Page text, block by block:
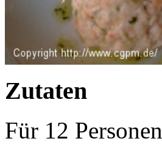
Zutaten
Für 12 Personen